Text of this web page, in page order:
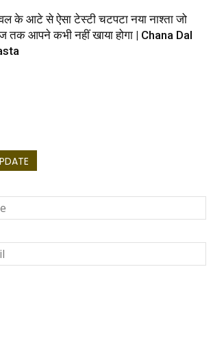
के आटे से ऐसा टेस्टी चटपटा नया नाश्ता जो
तक आपने कभी नहीं खाया होगा | Chana Dal